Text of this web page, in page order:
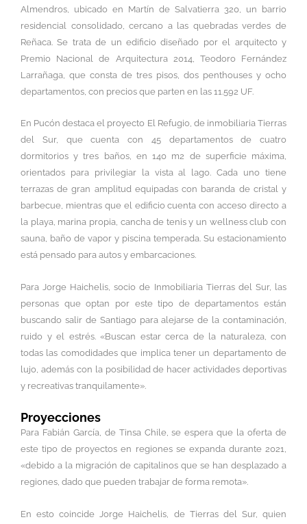
Almendros, ubicado en Martín de Salvatierra 320, un barrio
residencial consolidado, cercano a las quebradas verdes de
Reñaca. Se trata de un edificio diseñado por el arquitecto y
Premio Nacional de Arquitectura 2014, Teodoro Fernández
Larrañaga, que consta de tres pisos, dos penthouses y ocho
departamentos, con precios que parten en las 11.592 UF.
En Pucón destaca el proyecto El Refugio, de inmobiliaria Tierras
del Sur, que cuenta con 45 departamentos de cuatro
dormitorios y tres baños, en 140 m2 de superficie máxima,
orientados para privilegiar la vista al lago. Cada uno tiene
terrazas de gran amplitud equipadas con baranda de cristal y
barbecue, mientras que el edificio cuenta con acceso directo a
la playa, marina propia, cancha de tenis y un wellness club con
sauna, baño de vapor y piscina temperada. Su estacionamiento
está pensado para autos y embarcaciones.
Para Jorge Haichelis, socio de Inmobiliaria Tierras del Sur, las
personas que optan por este tipo de departamentos están
buscando salir de Santiago para alejarse de la contaminación,
ruido y el estrés. «Buscan estar cerca de la naturaleza, con
todas las comodidades que implica tener un departamento de
lujo, además con la posibilidad de hacer actividades deportivas
y recreativas tranquilamente».
Proyecciones
Para Fabián García, de Tinsa Chile, se espera que la oferta de
este tipo de proyectos en regiones se expanda durante 2021,
«debido a la migración de capitalinos que se han desplazado a
regiones, dado que pueden trabajar de forma remota».
En esto coincide Jorge Haichelis, de Tierras del Sur, quien